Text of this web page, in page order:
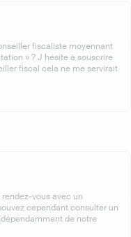
fiscaliste moyennant
» ? J hésite à souscrire
fiscal cela ne me servirait
vous avec un
cependant consulter un
de notre